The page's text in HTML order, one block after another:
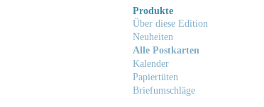
Produkte
Über diese Edition
Neuheiten
Alle Postkarten
Kalender
Papiertüten
Briefumschläge